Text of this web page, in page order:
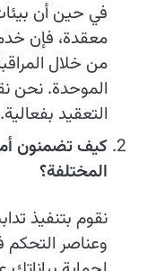
في حين أن
معقدة، فإن
من خلال
الموحدة. نحن
التعقيد بفعالية.
كيف تضمنون
المختلفة؟
نقوم بتنفيذ
وعناصر التحكم